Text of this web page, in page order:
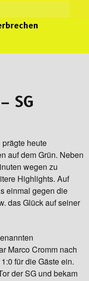
SG
heute
auf dem Grün. Neben
wegen zu
Highlights. Auf
einmal gegen die
das Glück auf seiner
Marco Cromm nach
für die Gäste ein.
der SG und bekam